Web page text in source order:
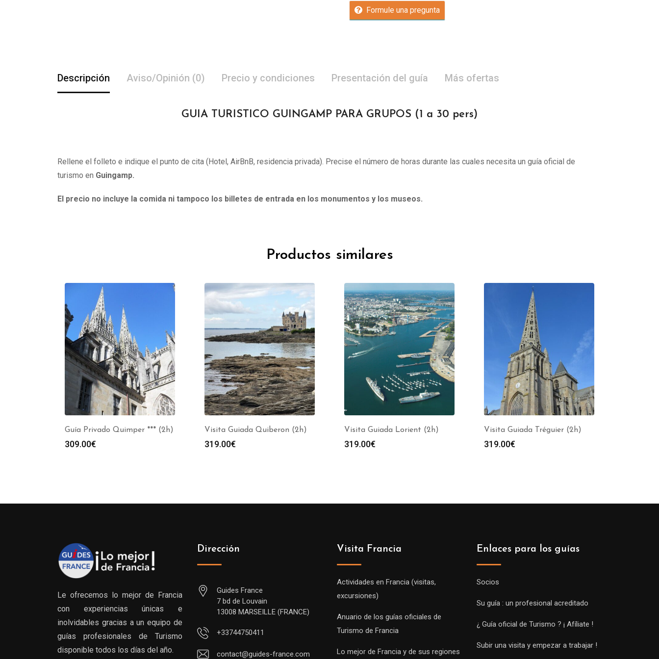
Formule una pregunta
Descripción Aviso/Opinión (0) Precio y condiciones Presentación del guía Más ofertas
GUIA TURISTICO GUINGAMP PARA GRUPOS (1 a 30 pers)
Rellene el folleto e indique el punto de cita (Hotel, AirBnB, residencia privada). Precise el número de horas durante las cuales necesita un guía oficial de
turismo en Guingamp.
El precio no incluye la comida ni tampoco los billetes de entrada en los monumentos y los museos.
Productos similares
Guía Privado Quimper *** (2h)
309.00€
Visita Guiada Quiberon (2h)
319.00€
Visita Guiada Lorient (2h)
319.00€
Visita Guiada Tréguier (2h)
319.00€
Le ofrecemos lo mejor de Francia
con experiencias únicas e
inolvidables gracias a un equipo de
guías profesionales de Turismo
disponible todos los días del año.
Dirección
Guides France
7 bd de Louvain
13008 MARSEILLE (FRANCE)
+33744750411
contact@guides-france.com
Visita Francia
Actividades en Francia (visitas,
excursiones)
Anuario de los guías oficiales de
Turismo de Francia
Lo mejor de Francia y de sus regiones
Enlaces para los guías
Socios
Su guía : un profesional acreditado
¿ Guía oficial de Turismo ? ¡ Afíliate !
Subir una visita y empezar a trabajar !